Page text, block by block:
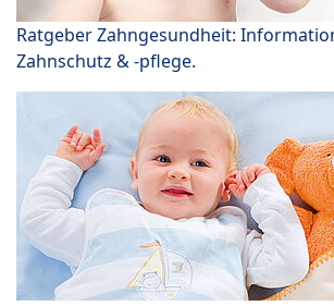
Ratgeber Zahngesundheit:
Zahnschutz & -pflege.